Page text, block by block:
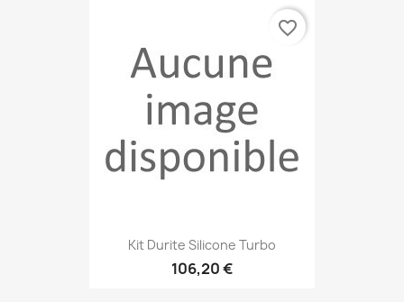
Kit Durite Silicone Turbo
106,20 €
favorite_border